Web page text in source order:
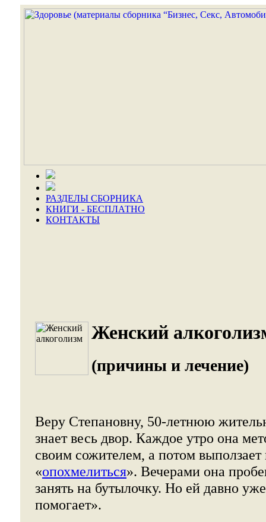
РАЗДЕЛЫ СБОРНИКА
КНИГИ - БЕСПЛАТНО
КОНТАКТЫ
Женский
(причины и лечение)
Веру Степановну, 50-летнюю
знает весь двор. Каждое утро она
своим сожителем, а потом выползает
«опохмелиться». Вечерами она
занять на бутылочку. Но ей давно
помогает».